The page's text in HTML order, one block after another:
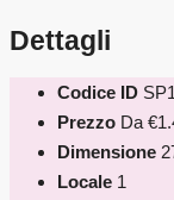
Dettagli
Codice ID
Prezzo Da
Dimensione
Locale 1